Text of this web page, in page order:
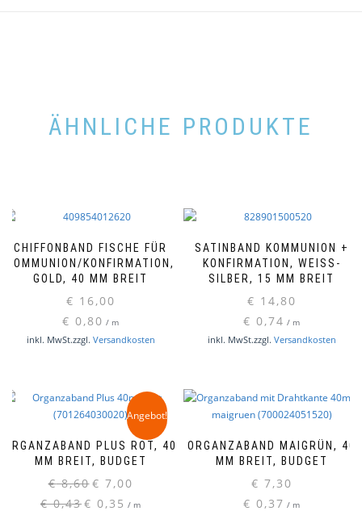
ÄHNLICHE PRODUKTE
CHIFFONBAND FISCHE FÜR
KOMMUNION/KONFIRMATION,
GOLD, 40 MM BREIT
€ 16,00
€ 0,80 / m
inkl. MwSt.zzgl. Versandkosten
SATINBAND KOMMUNION +
KONFIRMATION, WEISS-S
ILBER, 15 MM BREIT
€ 14,80
€ 0,74 / m
inkl. MwSt.zzgl. Versandkosten
ORGANZABAND PLUS ROT, 40
MM BREIT, BUDGET
Angebot!
€8,60 Ursprünglicher
Preis
€ 7,00
€0,43€ 0,35 / m
ORGANZABAND MAIGRÜN, 40
MM BREIT, BUDGET
€ 7,30
€ 0,37 / m